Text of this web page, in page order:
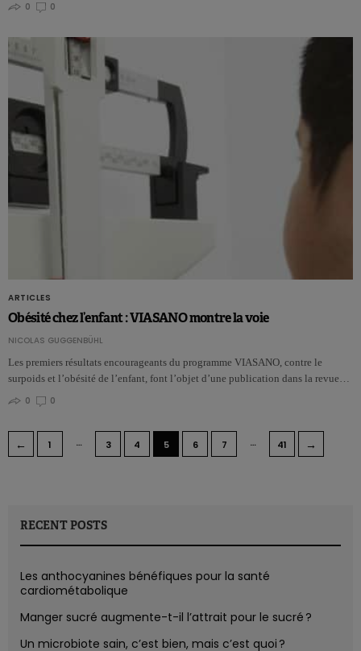
0
0
ARTICLES
Obésité chez l’enfant : VIASANO montre la voie
NICOLAS GUGGENBÜHL
Les premiers résultats encourageants du programme VIASANO, contre le
surpoids et l’obésité de l’enfant, font l’objet d’une publication dans la revue…
0
0
← 1 … 3 4 5 6 7 … 41 →
RECENT POSTS
Les anthocyanines bénéfiques pour la santé
cardiométabolique
Manger sucré augmente-t-il l’attrait pour le sucré ?
Un microbiote sain, c’est bien, mais c’est quoi ?